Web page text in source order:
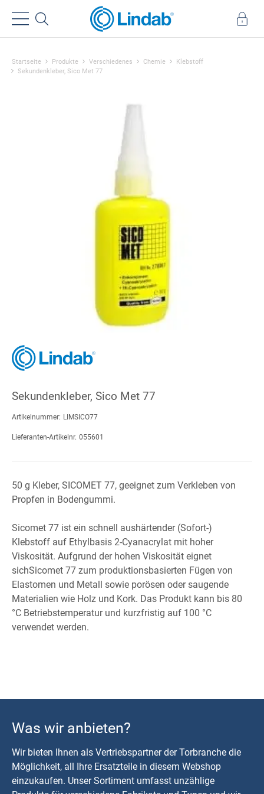
Startseite Produkte Verschiedenes Chemie
Klebstoff
Sekundenkleber, Sico Met 77
Sekundenkleber, Sico Met 77
Artikelnummer: LIMSICO77
Lieferanten-Artikelnr. 055601
50 g Kleber, SICOMET 77, geeignet zum Verkleben von
Propfen in Bodengummi.
Sicomet 77 ist ein schnell aushärtender (Sofort-)
Klebstoff auf Ethylbasis 2-Cyanacrylat mit hoher
Viskosität. Aufgrund der hohen Viskosität eignet
sichSicomet 77 zum produktionsbasierten Fügen von
Elastomen und Metall sowie porösen oder saugende
Materialien wie Holz und Kork. Das Produkt kann bis 80
°C Betriebstemperatur und kurzfristig auf 100 °C
verwendet werden.
Was wir anbieten?
Wir bieten Ihnen als Vertriebspartner der Torbranche die
Möglichkeit, all Ihre Ersatzteile in diesem Webshop
einzukaufen. Unser Sortiment umfasst unzählige